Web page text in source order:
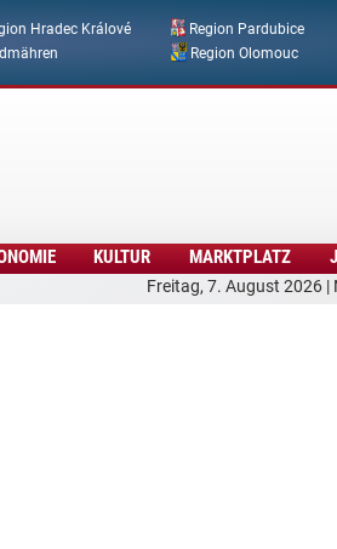
Hradec Králové Region Pardubice
Region Olomouc
Freitag, 7. August 2026 |
KULTUR MARKTPLATZ